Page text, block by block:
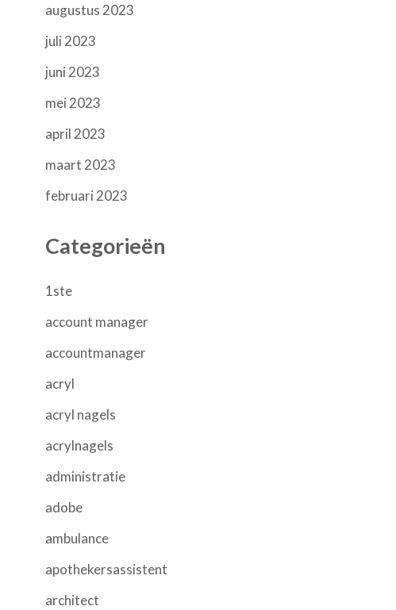
augustus 2023
juli 2023
juni 2023
mei 2023
april 2023
maart 2023
februari 2023
Categorieën
1ste
account manager
accountmanager
acryl
acryl nagels
acrylnagels
administratie
adobe
ambulance
apothekersassistent
architect